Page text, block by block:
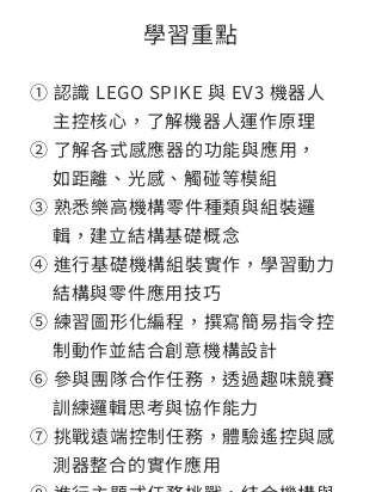
學習重點
① 認識 LEGO SPIKE 與 EV3 機器人
主控核心，了解機器人運作原理
② 了解各式感應器的功能與應用，
如距離、光感、觸碰等模組
③ 熟悉樂高機構零件種類與組裝邏
輯，建立結構基礎概念
④ 進行基礎機構組裝實作，學習動力
結構與零件應用技巧
⑤ 練習圖形化編程，撰寫簡易指令控
制動作並結合創意機構設計
⑥ 參與團隊合作任務，透過趣味競賽
訓練邏輯思考與協作能力
⑦ 挑戰遠端控制任務，體驗遙控與感
測器整合的實作應用